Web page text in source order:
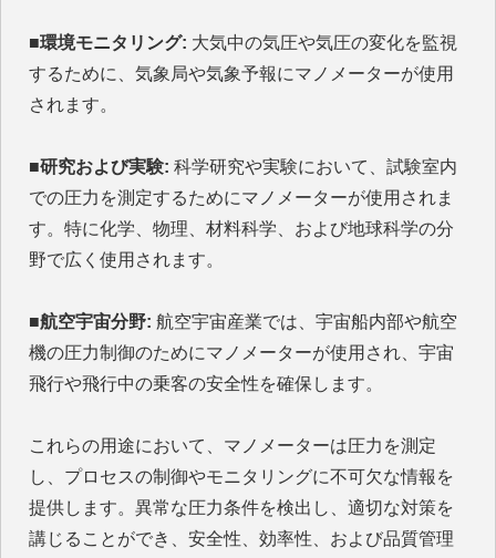
■環境モニタリング: 大気中の気圧や気圧の変化を監視
するために、気象局や気象予報にマノメーターが使用
されます。
■研究および実験: 科学研究や実験において、試験室内
での圧力を測定するためにマノメーターが使用されま
す。特に化学、物理、材料科学、および地球科学の分
野で広く使用されます。
■航空宇宙分野: 航空宇宙産業では、宇宙船内部や航空
機の圧力制御のためにマノメーターが使用され、宇宙
飛行や飛行中の乗客の安全性を確保します。
これらの用途において、マノメーターは圧力を測定
し、プロセスの制御やモニタリングに不可欠な情報を
提供します。異常な圧力条件を検出し、適切な対策を
講じることができ、安全性、効率性、および品質管理